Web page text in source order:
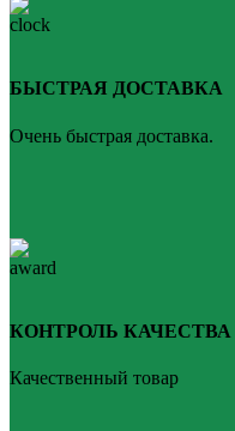
БЫСТРАЯ ДОСТАВКА
Очень быстрая доставка.
КОНТРОЛЬ КАЧЕСТВА
Качественный товар